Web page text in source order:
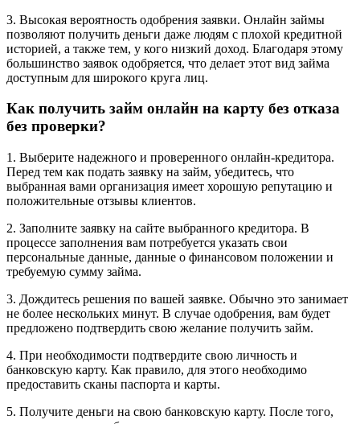
3. Высокая вероятность одобрения заявки. Онлайн займы
позволяют получить деньги даже людям с плохой кредитной
историей, а также тем, у кого низкий доход. Благодаря этому
большинство заявок одобряется, что делает этот вид займа
доступным для широкого круга лиц.
Как получить займ онлайн на карту без отказа
без проверки?
1. Выберите надежного и проверенного онлайн-кредитора.
Перед тем как подать заявку на займ, убедитесь, что
выбранная вами организация имеет хорошую репутацию и
положительные отзывы клиентов.
2. Заполните заявку на сайте выбранного кредитора. В
процессе заполнения вам потребуется указать свои
персональные данные, данные о финансовом положении и
требуемую сумму займа.
3. Дождитесь решения по вашей заявке. Обычно это занимает
не более нескольких минут. В случае одобрения, вам будет
предложено подтвердить свою желание получить займ.
4. При необходимости подтвердите свою личность и
банковскую карту. Как правило, для этого необходимо
предоставить сканы паспорта и карты.
5. Получите деньги на свою банковскую карту. После того,